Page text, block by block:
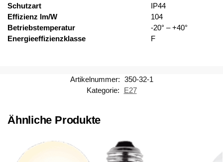
Schutzart
IP44
Effizienz lm/W
104
Betriebstemperatur
-20° – +40°
Energieeffizienzklasse
F
Artikelnummer: 350-32-1
Kategorie:
E27
Ähnliche Produkte